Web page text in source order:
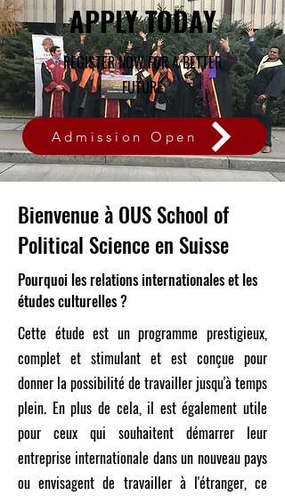
APPLY TODAY
REGISTER NOW FOR A BETTER
FUTURE
Admission Open
Bienvenue à OUS School of
Political Science en Suisse
Pourquoi les relations internationales et les
études culturelles ?
Cette étude est un programme prestigieux,
complet et stimulant et est conçue pour
donner la possibilité de travailler jusqu'à temps
plein. En plus de cela, il est également utile
pour ceux qui souhaitent démarrer leur
entreprise internationale dans un nouveau pays
ou envisagent de travailler à l'étranger, ce